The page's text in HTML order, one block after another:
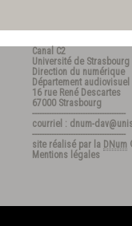
Canal C2
Université de Strasbourg
Direction du numérique
Département audiovisuel
16 rue René Descartes
67000 Strasbourg
---------------------------------------
courriel : dnum-
---------------------------------------
site réalisé par la DNum
Mentions légales